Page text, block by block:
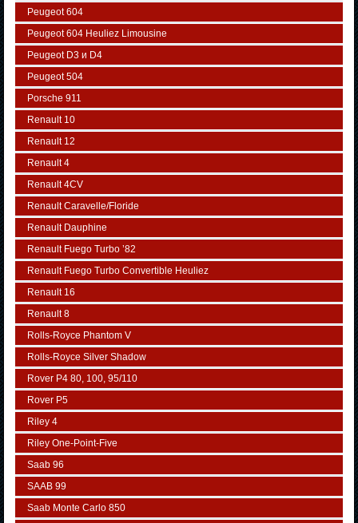
Peugeot 604
Peugeot 604 Heuliez Limousine
Peugeot D3 и D4
Peugeot 504
Porsche 911
Renault 10
Renault 12
Renault 4
Renault 4CV
Renault Caravelle/Floride
Renault Dauphine
Renault Fuego Turbo ’82
Renault Fuego Turbo Convertible Heuliez
Renault 16
Renault 8
Rolls-Royce Phantom V
Rolls-Royce Silver Shadow
Rover P4 80, 100, 95/110
Rover P5
Riley 4
Riley One-Point-Five
Saab 96
SAAB 99
Saab Monte Carlo 850